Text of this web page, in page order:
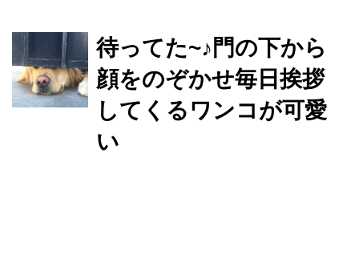
待ってた~♪門の下から
顔をのぞかせ毎日挨拶
してくるワンコが可愛
い